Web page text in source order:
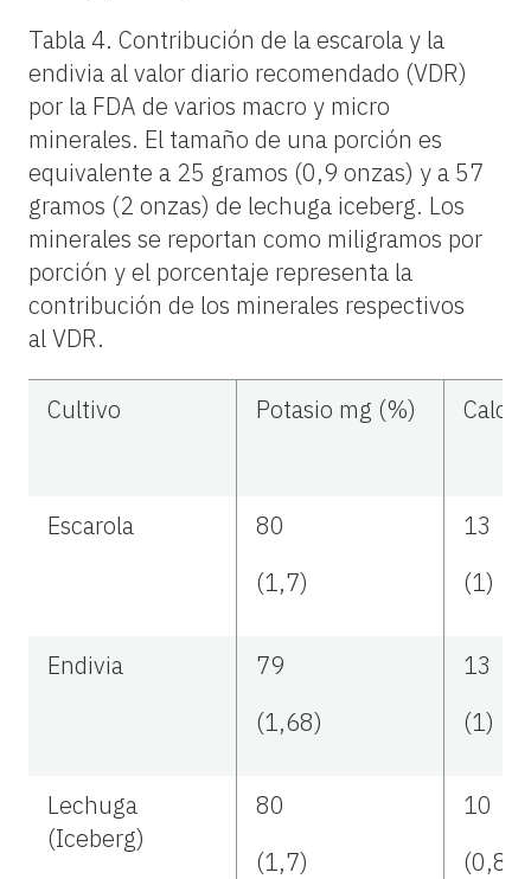
Tabla 4. Contribución de la escarola y la
endivia al valor diario recomendado (VDR)
por la FDA de varios macro y micro
minerales. El tamaño de una porción es
equivalente a 25 gramos (0,9 onzas) y a 57
gramos (2 onzas) de lechuga iceberg. Los
minerales se reportan como miligramos por
porción y el porcentaje representa la
contribución de los minerales respectivos
al VDR.
Cultivo Potasio mg (%)
Escarola
80
(1,7)
13
(1)
Endivia
79
(1,68)
13
(1)
Lechuga
(Iceberg)
80
(1,7)
10
(0,8)